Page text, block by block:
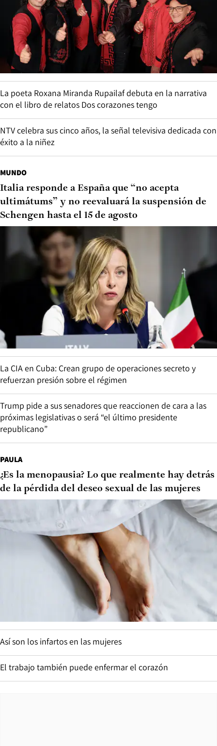
La poeta Roxana Miranda Rupailaf debuta en la narrativa
con el libro de relatos Dos corazones tengo
NTV celebra sus cinco años, la señal televisiva dedicada con
éxito a la niñez
MUNDO
Italia responde a España que “no acepta
ultimátums” y no reevaluará la suspensión de
Schengen hasta el 15 de agosto
La CIA en Cuba: Crean grupo de operaciones secreto y
refuerzan presión sobre el régimen
Trump pide a sus senadores que reaccionen de cara a las
próximas legislativas o será “el último presidente
republicano”
PAULA
¿Es la menopausia? Lo que realmente hay detrás
de la pérdida del deseo sexual de las mujeres
Así son los infartos en las mujeres
El trabajo también puede enfermar el corazón